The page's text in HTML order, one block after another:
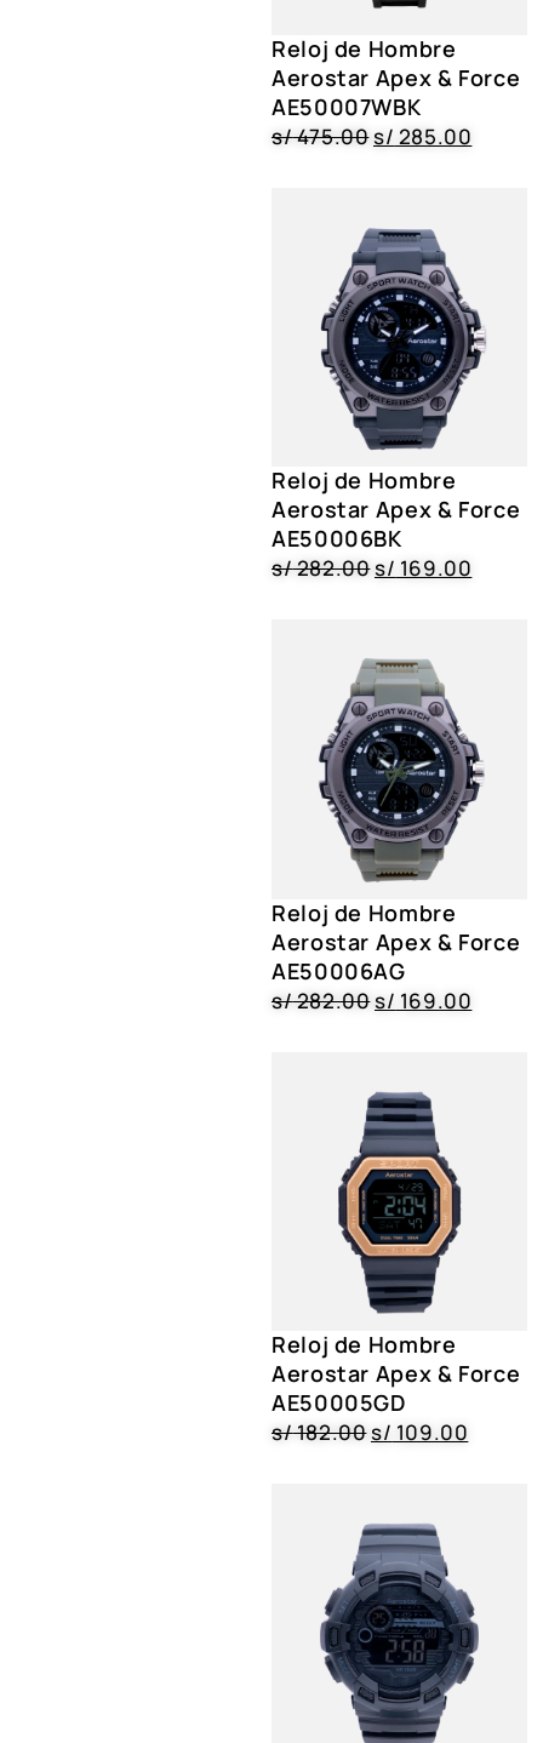
Reloj de Hombre
Aerostar Apex & Force
AE50007WBK
s/475.00s/ 285.00
Reloj de Hombre
Aerostar Apex & Force
AE50006BK
s/282.00s/ 169.00
Reloj de Hombre
Aerostar Apex & Force
AE50006AG
s/282.00s/ 169.00
Reloj de Hombre
Aerostar Apex & Force
AE50005GD
s/182.00s/ 109.00